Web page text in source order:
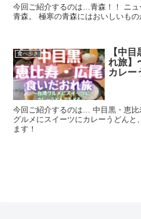
今回ご紹介するのは…青森！！ ニ
青森。 極寒の青森にはおいしいも
食べ歩き
【中
れ旅】
カレー
今回ご紹介するのは… 中目黒・恵
グルメにスイーツにカレーうどんと
ます！